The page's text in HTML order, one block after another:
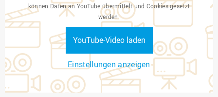
können Daten an YouTube übermittelt und Cookies gesetzt
werden.
YouTube-Video laden
Einstellungen anzeigen